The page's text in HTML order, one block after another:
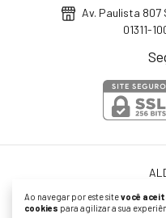
Ao navegar por este sitevocê
cookies para agilizar a sua
Av. Paulista 807
01311-